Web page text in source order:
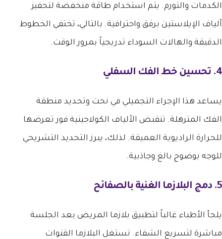
الكدمات والتورم. يتم استخدام طاقة منخفضة لتحفيز
ألياف الإيلاستين برفق واحترافية. بالتالي، تختفي الخطوط
الدقيقة والهالات السوداء تدريجياً بمرور الوقت.
4. تحسين خط الفك السفلي
يساعد هذا الإجراء التجميلي في نحت وتحديد منطقة
الفك المترهلة. تنقبض الألياف الكولاجينية فور تعرضها
للحرارة الراديوية العميقة. لذلك، يبرز التحديد التشريحي
للوجه بوضوح بالغ وجاذبية.
5. دمج البلازما الغنية بالصفائح
يلجأ الأطباء غالباً لتطبيق بلازما المريض بعد الجلسة
مباشرة لتسريع الشفاء. تستغل البلازما القنوات